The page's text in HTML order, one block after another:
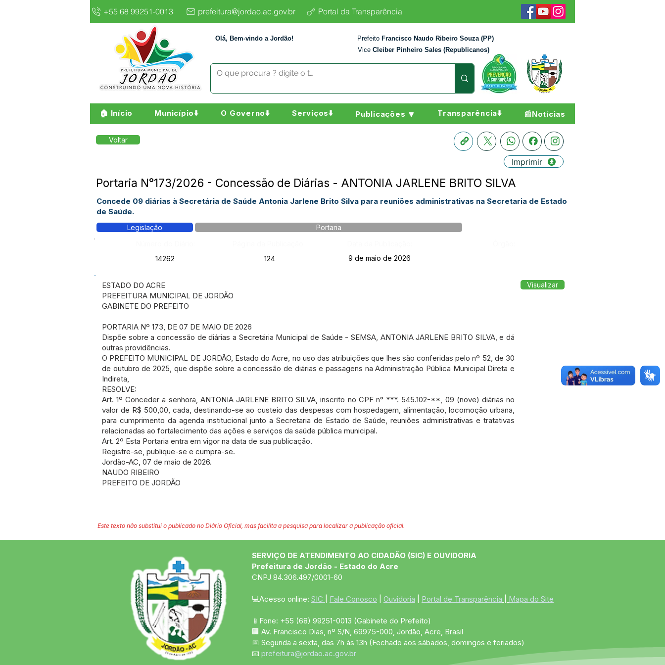
+55 68 99251-0013 prefeitura@jordao.ac.gov.br Portal da Transparência
Olá, Bem-vindo a Jordão! Prefeito Francisco Naudo Ribeiro Souza (PP)
Vice Cleiber Pinheiro Sales (Republicanos)
🏠 Início Município⬇️ O Governo⬇️ Serviços⬇️ Publicações 🔽 Transparência⬇️ 📰Notícias
Voltar
Imprimir
Portaria N°173/2026 - Concessão de Diárias - ANTONIA JARLENE BRITO SILVA
Concede 09 diárias à Secretária de Saúde Antonia Jarlene Brito Silva para reuniões administrativas na Secretaria de Estado
de Saúde.
Legislação
Portaria
14262
124 9 de maio de 2026
ESTADO DO ACRE
PREFEITURA MUNICIPAL DE JORDÃO
GABINETE DO PREFEITO
PORTARIA Nº 173, DE 07 DE MAIO DE 2026
Dispõe sobre a concessão de diárias a Secretária Municipal de Saúde - SEMSA, ANTONIA JARLENE BRITO SILVA, e dá
outras providências.
O PREFEITO MUNICIPAL DE JORDÃO, Estado do Acre, no uso das atribuições que lhes são conferidas pelo nº 52, de 30
de outubro de 2025, que dispõe sobre a concessão de diárias e passagens na Administração Pública Municipal Direta e
Indireta,
RESOLVE:
Art. 1º Conceder a senhora, ANTONIA JARLENE BRITO SILVA, inscrito no CPF n° ***. 545.102-**, 09 (nove) diárias no
valor de R$ 500,00, cada, destinando-se ao custeio das despesas com hospedagem, alimentação, locomoção urbana,
para cumprimento da agenda institucional junto a Secretaria de Estado de Saúde, reuniões administrativas e tratativas
relacionadas ao fortalecimento das ações e serviços da saúde pública municipal.
Art. 2º Esta Portaria entra em vigor na data de sua publicação.
Registre-se, publique-se e cumpra-se.
Jordão-AC, 07 de maio de 2026.
NAUDO RIBEIRO
PREFEITO DE JORDÃO
Visualizar
Este texto não substitui o publicado no Diário Oficial, mas facilita a pesquisa para localizar a publicação oficial.
SERVIÇO DE ATENDIMENTO AO CIDADÃO (SIC) E OUVIDORIA
Prefeitura de Jordão - Estado do Acre
CNPJ 84.306.497/0001-60
💻Acesso online: SIC Fale Conosco Ouvidoria Portal de Transparência Mapa do Site
📱Fone: +55 (68) 99251-0013 (Gabinete do Prefeito)
🏢 Av. Francisco Dias, nº S/N, 69975-000, Jordão, Acre, Brasil
📅 Segunda a sexta, das 7h às 13h (Fechado aos sábados, domingos e feriados)
📧 prefeitura@jordao.ac.gov.br